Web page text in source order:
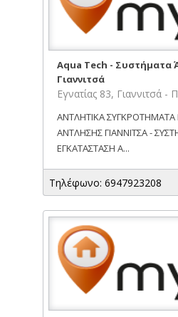
Aqua Tech - Συστήματα
Γιαννιτσά
Εγνατίας 83, Γιαννιτσά -
ΑΝΤΛΗΤΙΚΑ ΣΥΓΚΡΟΤΗΜΑΤΑ
ΑΝΤΛΗΣΗΣ ΓΙΑΝΝΙΤΣΑ -
ΕΓΚΑΤΑΣΤΑΣΗ Α...
Τηλέφωνο: 6947923208